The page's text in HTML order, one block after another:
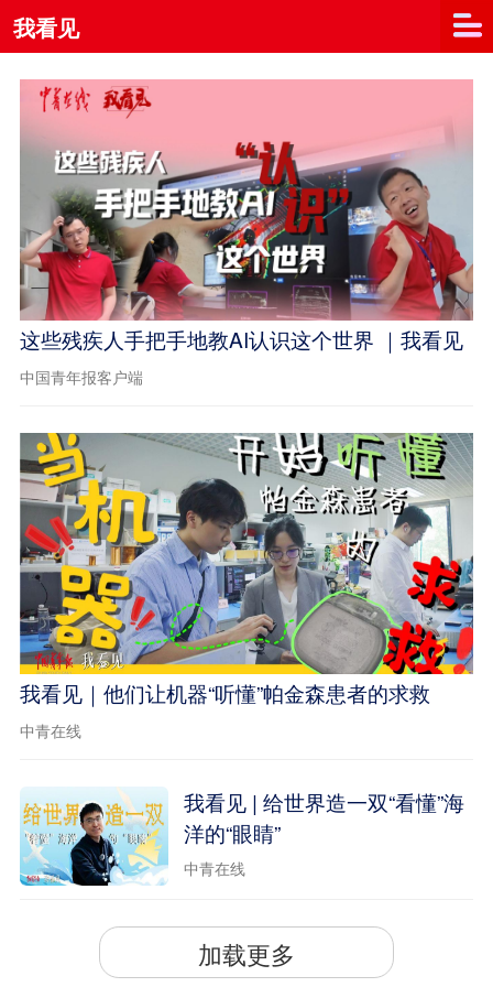
我看见
这些残疾人手把手地教AI认识这个世界 ｜我看见
中国青年报客户端
我看见｜他们让机器“听懂”帕金森患者的求救
中青在线
我看见 | 给世界造一双“看懂”海
洋的“眼睛”
中青在线
加载更多